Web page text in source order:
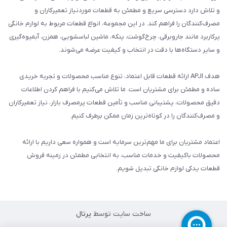
و تلاش دارد دسترسی سریع و مطمئن به قطعات موردنیاز تعمیرکاران و
مصرف‌کنندگان را فراهم کند. در این مجموعه، انواع قطعات مربوط به لوازم خانگی
پرکاربرد مانند جاروبرقی، چرخ‌گوشت، پنکه، ماشین لباسشویی، همزن، آبمیوه‌گیری
و سایر دستگاه‌ها با دقت در انتخاب و کیفیت عرضه می‌شوند.
هدف APJI ارائه قطعات قابل اعتماد، تنوع مناسب محصولات و تجربه خریدی
ساده و مطمئن برای مشتریان است. ما تلاش می‌کنیم با فراهم کردن اطلاعات
دقیق محصولات، پشتیبانی مناسب و تأمین قطعات پرمصرف بازار، نیاز تعمیرکاران
و مصرف‌کنندگان را در کوتاه‌ترین زمان ممکن برطرف کنیم.
اعتماد مشتریان برای ما مهم‌ترین سرمایه است و همواره سعی داریم با ارائه
محصولات باکیفیت و خدمات مناسب، به انتخابی مطمئن در زمینه فروش
قطعات یدکی لوازم خانگی تبدیل شویم.
ساخت سایت توسط پرتال